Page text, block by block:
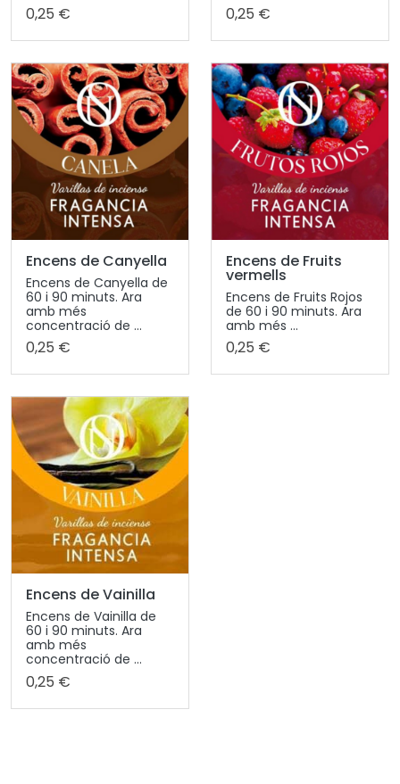
0,25 € 0,25 €
Encens de Canyella
Encens de Canyella de
60 i 90 minuts. Ara
amb més
concentració de ...
0,25 €
Encens de Fruits
vermells
Encens de Fruits Rojos
de 60 i 90 minuts. Ara
amb més ...
0,25 €
Encens de Vainilla
Encens de Vainilla de
60 i 90 minuts. Ara
amb més
concentració de ...
0,25 €